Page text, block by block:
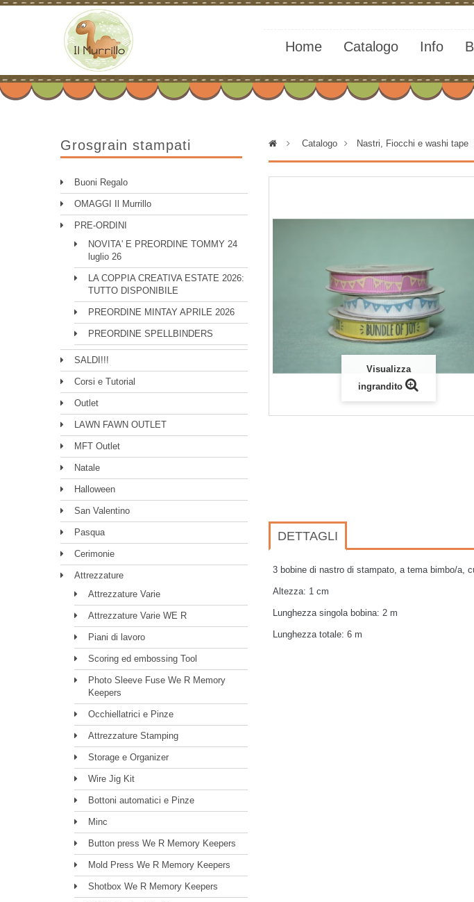
Home Catalogo Info
Grosgrain stampati
Buoni Regalo
OMAGGI Il Murrillo
PRE-ORDINI
NOVITA' E PREORDINE TOMMY 24
luglio 26
LA COPPIA CREATIVA ESTATE 2026:
TUTTO DISPONIBILE
PREORDINE MINTAY APRILE 2026
PREORDINE SPELLBINDERS
SALDI!!!
Corsi e Tutorial
Outlet
LAWN FAWN OUTLET
MFT Outlet
Natale
Halloween
San Valentino
Pasqua
Cerimonie
Attrezzature
Attrezzature Varie
Attrezzature Varie WE R
Piani di lavoro
Scoring ed embossing Tool
Photo Sleeve Fuse We R Memory
Keepers
Occhiellatrici e Pinze
Attrezzature Stamping
Storage e Organizer
Wire Jig Kit
Bottoni automatici e Pinze
Minc
Button press We R Memory Keepers
Mold Press We R Memory Keepers
Shotbox We R Memory Keepers
> Catalogo > Nastri, Fiocchi e washi tape
Visualizza
ingrandito
DETTAGLI
3 bobine di nastro di stampato, a tema bimbo/a,
Altezza: 1 cm
Lunghezza singola bobina: 2 m
Lunghezza totale: 6 m